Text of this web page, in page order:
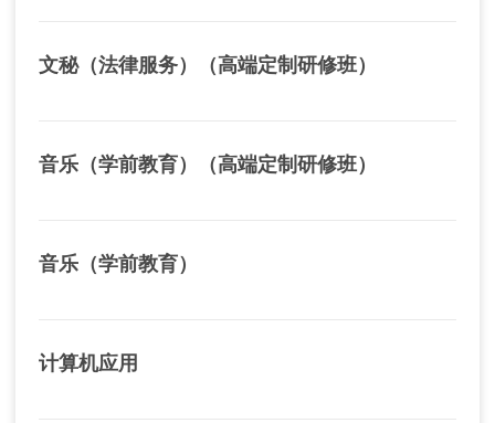
文秘（法律服务）（高端定制研修班）
音乐（学前教育）（高端定制研修班）
音乐（学前教育）
计算机应用